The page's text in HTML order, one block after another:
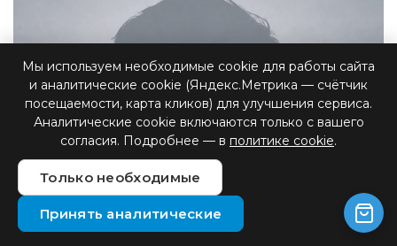
Антон Васильевич
Техник-протезист
Стаж: более 5 лет
Мы используем необходимые cookie для работы сайта
и аналитические cookie (Яндекс.Метрика — счётчик
посещаемости, карта кликов) для улучшения сервиса.
Аналитические cookie включаются только с вашего
согласия. Подробнее — в политике cookie.
Только необходимые
Принять аналитические